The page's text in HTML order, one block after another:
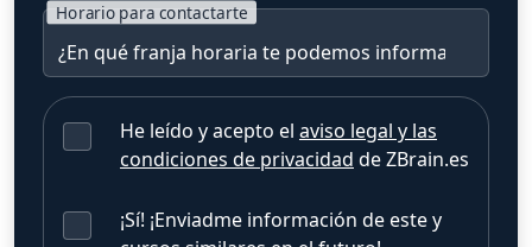
Horario para contactarte
He leído y acepto el aviso legal y las
condiciones de privacidad de ZBrain.es
¡Sí! ¡Enviadme información de este y